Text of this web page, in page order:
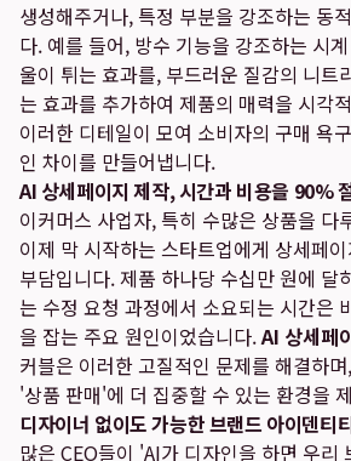
생성해주거나, 특정 부분을 강조하는 동
다. 예를 들어, 방수 기능을 강조하는 시
울이 튀는 효과를, 부드러운 질감의 니트
는 효과를 추가하여 제품의 매력을 시각
이러한 디테일이 모여 소비자의 구매 욕
인 차이를 만들어냅니다.
AI 상세페이지 제작, 시간과 비용을 90%
이커머스 사업자, 특히 수많은 상품을 다
이제 막 시작하는 스타트업에게 상세페
부담입니다. 제품 하나당 수십만 원에 달
는 수정 요청 과정에서 소요되는 시간은
을 잡는 주요 원인이었습니다.AI 상세페
커블은 이러한 고질적인 문제를 해결하
'상품 판매'에 더 집중할 수 있는 환경을
디자이너 없이도 가능한 브랜드 아이덴티
많은 CEO들이 'AI가 디자인을 하면 우리